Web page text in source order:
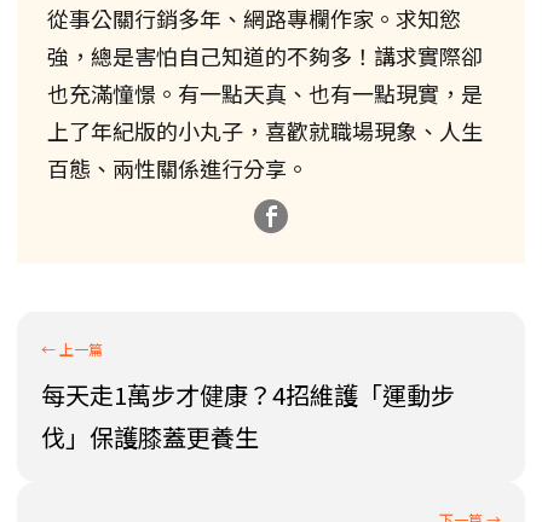
從事公關行銷多年、網路專欄作家。求知慾
強，總是害怕自己知道的不夠多！講求實際卻
也充滿憧憬。有一點天真、也有一點現實，是
上了年紀版的小丸子，喜歡就職場現象、人生
百態、兩性關係進行分享。
每天走1萬步才健康？4招維護「運動步
伐」保護膝蓋更養生